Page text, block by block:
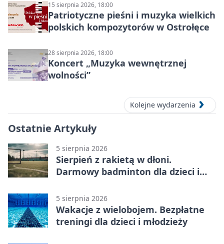
15 sierpnia 2026, 18:00
Patriotyczne pieśni i muzyka wielkich
polskich kompozytorów w Ostrołęce
28 sierpnia 2026, 18:00
Koncert „Muzyka wewnętrznej
wolności”
Kolejne wydarzenia
Ostatnie Artykuły
5 sierpnia 2026
Sierpień z rakietą w dłoni.
Darmowy badminton dla dzieci i
5 sierpnia 2026
Wakacje z wielobojem. Bezpłatne
treningi dla dzieci i młodzieży